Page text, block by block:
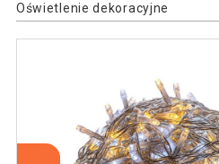
Oświetlenie dekoracyjne